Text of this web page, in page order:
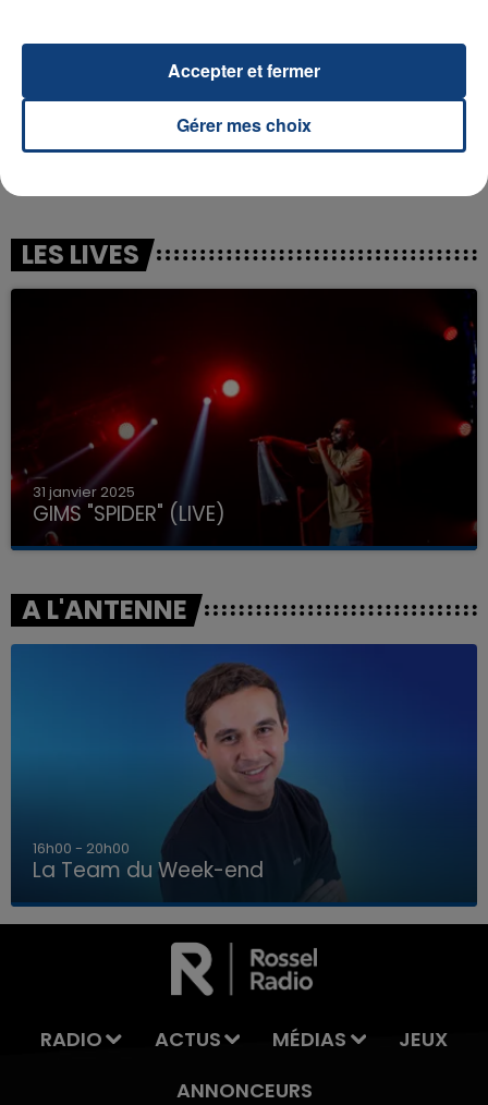
LA TEAM DU WEEK-END
LES LIVES
31 janvier 2025
GIMS "SPIDER" (LIVE)
A L'ANTENNE
7h00 - 12h00
La Team du Week-end
RADIO ACTUS MÉDIAS
JEUX
ANNONCEURS
Gérer mes choix
Accepter et fermer